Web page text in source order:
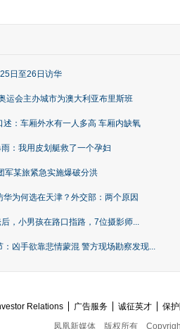
日至26日访华
运会主办城市为澳大利亚布里斯班
述：车厢外水有一人多高 车厢内缺氧
：我用皮划艇救了一个孕妇
军某旅紧急实施爆破分洪
为何选在天津？外交部：两个原因
，小男孩在路口指路，7位摄影师...
：凶手欲靠悲情蒙混 警方现场勘察发现...
Relations 广告服务 诚征英才 保
凤凰新媒体
版权所有